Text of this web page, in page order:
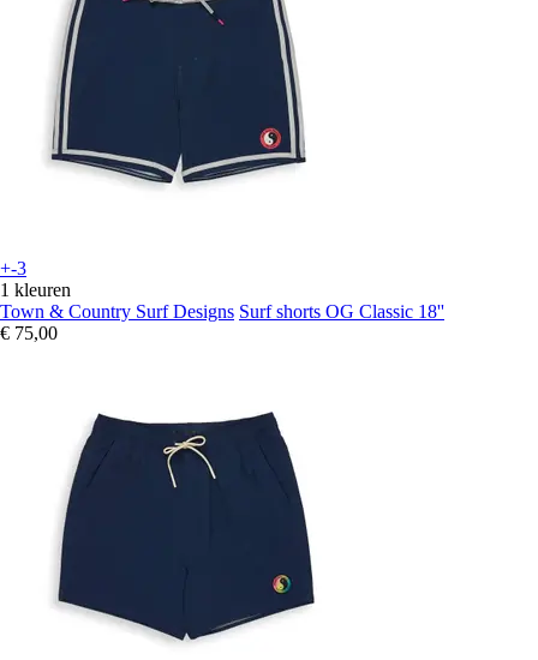
+-3
1 kleuren
Town & Country Surf Designs Surf shorts OG Classic 18''
€ 75,00